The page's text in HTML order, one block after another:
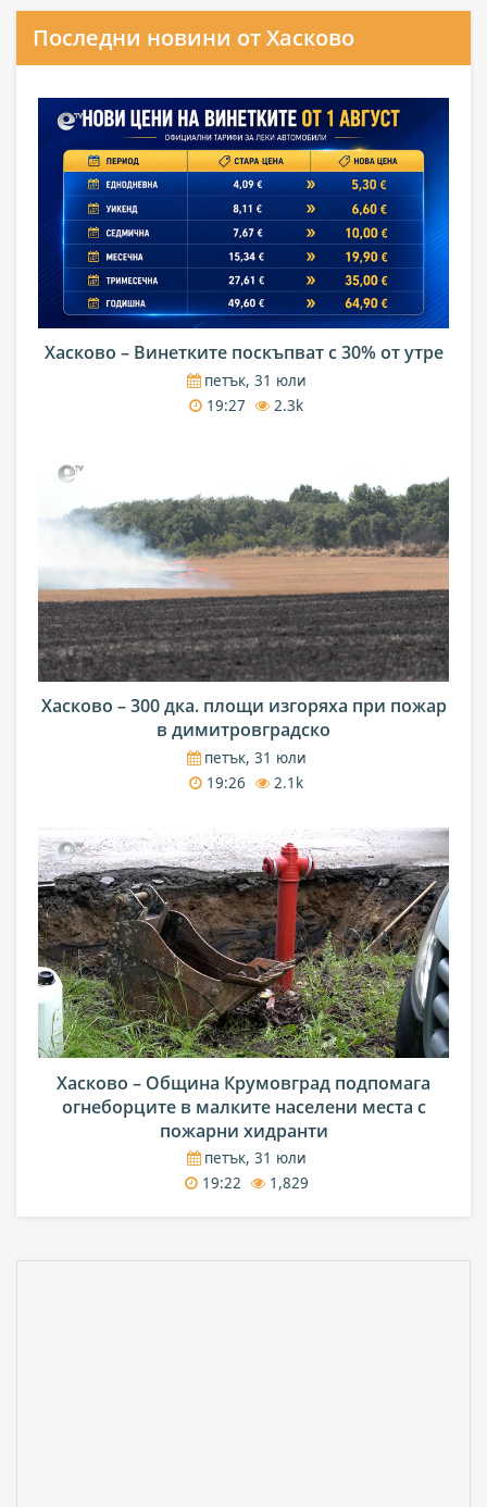
Последни новини от Хасково
Хасково – Винетките поскъпват с 30% от утре
петък, 31 юли
19:27
2.3k
Хасково – 300 дка. площи изгоряха при пожар
в димитровградско
петък, 31 юли
19:26
2.1k
Хасково – Община Крумовград подпомага
огнеборците в малките населени места с
пожарни хидранти
петък, 31 юли
19:22
1,829